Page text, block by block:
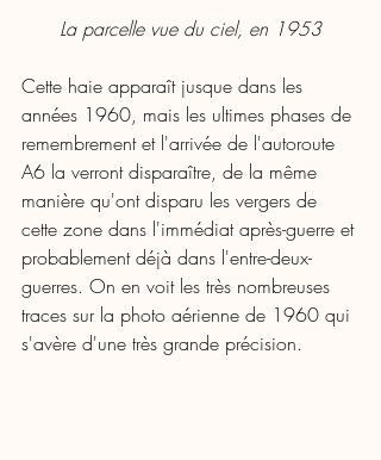
La parcelle vue du ciel, en 1953
Cette haie apparaît jusque dans les
années 1960, mais les ultimes phases de
remembrement et l'arrivée de l'autoroute
A6 la verront disparaître, de la même
manière qu'ont disparu les vergers de
cette zone dans l'immédiat après-guerre et
probablement déjà dans l'entre-deux-
guerres. On en voit les très nombreuses
traces sur la photo aérienne de 1960 qui
s'avère d'une très grande précision.